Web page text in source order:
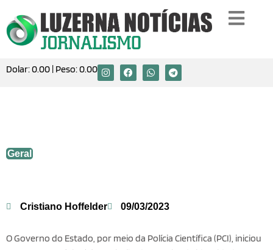
Dolar:0.00 | Peso:0.00
Geral
Cristiano Hoffelder 09/03/2023
O Governo do Estado, por meio da Polícia Científica (PCI), iniciou